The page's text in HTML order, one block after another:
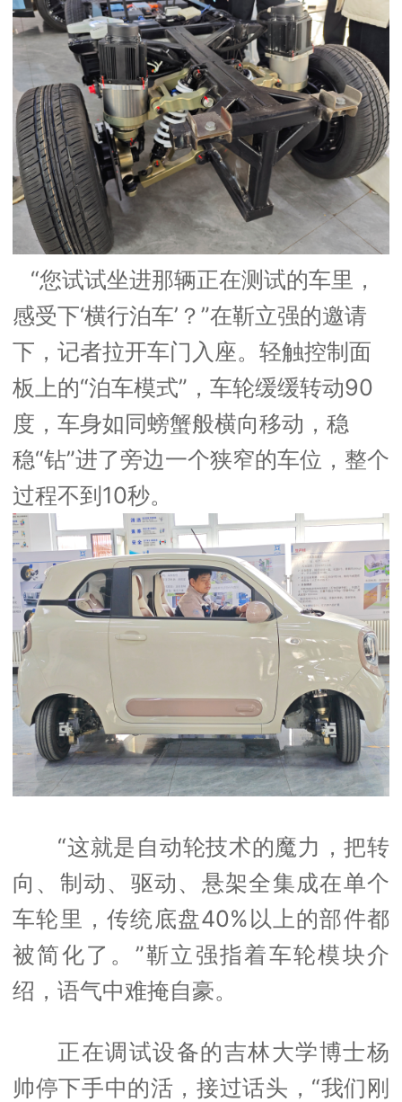
“您试试坐进那辆正在测试的车里，
感受下‘横行泊车’？”在靳立强的邀请
下，记者拉开车门入座。轻触控制面
板上的“泊车模式”，车轮缓缓转动90
度，车身如同螃蟹般横向移动，稳
稳“钻”进了旁边一个狭窄的车位，整个
过程不到10秒。
“这就是自动轮技术的魔力，把转
向、制动、驱动、悬架全集成在单个
车轮里，传统底盘40%以上的部件都
被简化了。”靳立强指着车轮模块介
绍，语气中难掩自豪。
正在调试设备的吉林大学博士杨
帅停下手中的活，接过话头，“我们刚